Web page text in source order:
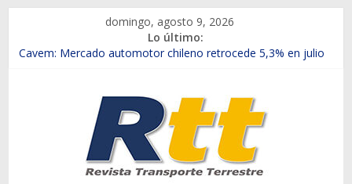
contenido
domingo, agosto 9, 2026
Lo último:
Chile es el primer mercado internacional en lanzar la nueva
Salfa suma vehículos electrificados de Chevrolet en el Biobío
Samex amplía su red con nuevas sucursales en Rancagua y
SINOTRUK Pick-ups presentó la recién estrenada Bolden en
la Expo Compras Públicas 2026